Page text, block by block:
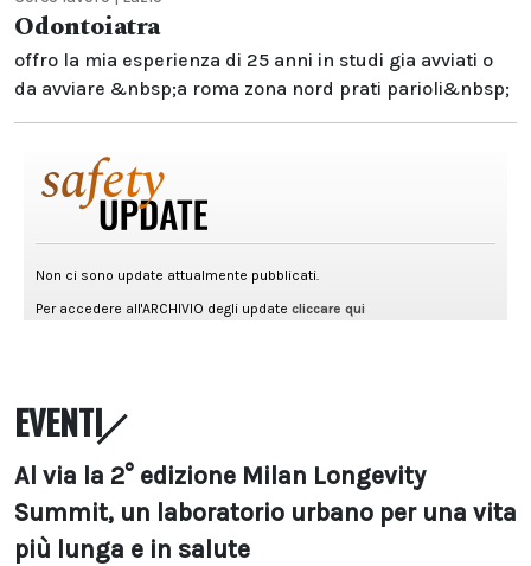
Odontoiatra
offro la mia esperienza di 25 anni in studi gia avviati o
da avviare &nbsp;a roma zona nord prati parioli&nbsp;
EVENTI
Al via la 2° edizione Milan Longevity
Summit, un laboratorio urbano per una vita
più lunga e in salute